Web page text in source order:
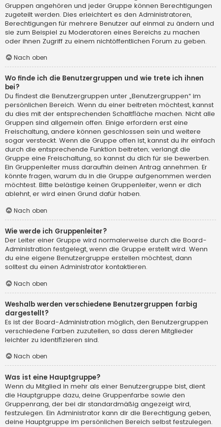
Gruppen angehören und jeder Gruppe können Berechtigungen
zugeteilt werden. Dies erleichtert es den Administratoren,
Berechtigungen für mehrere Benutzer auf einmal zu ändern und
sie zum Beispiel zu Moderatoren eines Bereichs zu machen
oder ihnen Zugriff zu einem nichtöffentlichen Forum zu geben.
Nach oben
Wo finde ich die Benutzergruppen und wie trete ich ihnen
bei?
Du findest die Benutzergruppen unter „Benutzergruppen“ im
persönlichen Bereich. Wenn du einer beitreten möchtest, kannst
du dies mit der entsprechenden Schaltfläche machen. Nicht alle
Gruppen sind allgemein offen. Einige erfordern erst eine
Freischaltung, andere können geschlossen sein und weitere
sogar versteckt. Wenn die Gruppe offen ist, kannst du ihr einfach
durch die entsprechende Funktion beitreten; verlangt die
Gruppe eine Freischaltung, so kannst du dich für sie bewerben.
Ein Gruppenleiter muss daraufhin deinen Antrag annehmen. Er
könnte fragen, warum du in die Gruppe aufgenommen werden
möchtest. Bitte belästige keinen Gruppenleiter, wenn er dich
ablehnt, er wird einen Grund dafür haben.
Nach oben
Wie werde ich Gruppenleiter?
Der Leiter einer Gruppe wird normalerweise durch die Board-
Administration festgelegt, wenn die Gruppe erstellt wird. Wenn
du eine eigene Benutzergruppe erstellen möchtest, dann
solltest du einen Administrator kontaktieren.
Nach oben
Weshalb werden verschiedene Benutzergruppen farbig
dargestellt?
Es ist der Board-Administration möglich, den Benutzergruppen
verschiedene Farben zuzuteilen, so dass deren Mitglieder
leichter zu identifizieren sind.
Nach oben
Was ist eine Hauptgruppe?
Wenn du Mitglied in mehr als einer Benutzergruppe bist, dient
die Hauptgruppe dazu, deine Gruppenfarbe sowie den
Gruppenrang, der bei dir standardmäßig angezeigt wird,
festzulegen. Ein Administrator kann dir die Berechtigung geben,
deine Hauptgruppe im persönlichen Bereich selbst festzulegen.